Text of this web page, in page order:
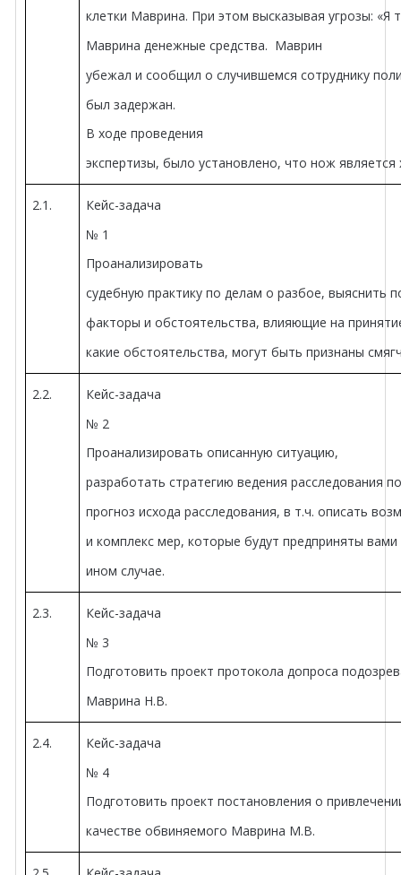
клетки Маврина. При этом высказывая угрозы: «Я
Маврина денежные средства. Маврин
убежал и сообщил о случившемся сотруднику
был задержан.
В ходе проведения
экспертизы, было установлено, что нож
2.1.
Кейс-задача
№ 1
Проанализировать
судебную практику по делам о разбое, выяснить
факторы и обстоятельства, влияющие на
какие обстоятельства, могут быть признаны
2.2.
Кейс-задача
№ 2
Проанализировать описанную ситуацию,
разработать стратегию ведения расследования
прогноз исхода расследования, в т.ч. описать
и комплекс мер, которые будут предприняты
ином случае.
2.3.
Кейс-задача
№ 3
Подготовить проект протокола допроса
Маврина Н.В.
2.4.
Кейс-задача
№ 4
Подготовить проект постановления о
качестве обвиняемого Маврина М.В.